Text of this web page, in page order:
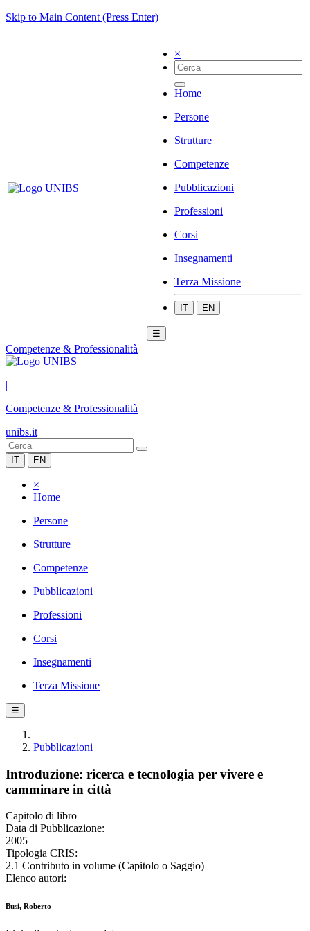
Skip to Main Content (Press Enter)
×
Home
Persone
Strutture
Competenze
Pubblicazioni
Professioni
Corsi
Insegnamenti
Terza Missione
IT EN
☰
Competenze & Professionalità
|
Competenze & Professionalità
unibs.it
IT EN
×
Home
Persone
Strutture
Competenze
Pubblicazioni
Professioni
Corsi
Insegnamenti
Terza Missione
☰
Pubblicazioni
Introduzione: ricerca e tecnologia per vivere e
camminare in città
Capitolo di libro
Data di Pubblicazione:
2005
Tipologia CRIS:
2.1 Contributo in volume (Capitolo o Saggio)
Elenco autori:
Busi, Roberto